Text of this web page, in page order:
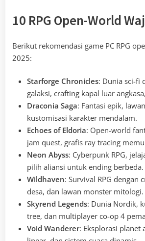
10 RPG Open-World
Berikut rekomendasi game PC RPG
2025:
Starforge Chronicles: Dunia sci-fi
galaksi, crafting kapal luar
Draconia Saga: Fantasi epik,
kustomisasi karakter mendalam.
Echoes of Eldoria: Open-world
jam quest, grafis ray tracing
Neon Abyss: Cyberpunk RPG,
pilih aliansi untuk ending berbeda.
Wildhaven: Survival RPG dengan
desa, dan lawan monster mitologi.
Skyrend Legends: Dunia Nordik,
tree, dan multiplayer co-op 4
Void Wanderer: Eksplorasi planet